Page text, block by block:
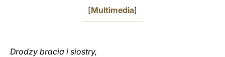
[Multimedia]
Drodzy bracia i siostry,